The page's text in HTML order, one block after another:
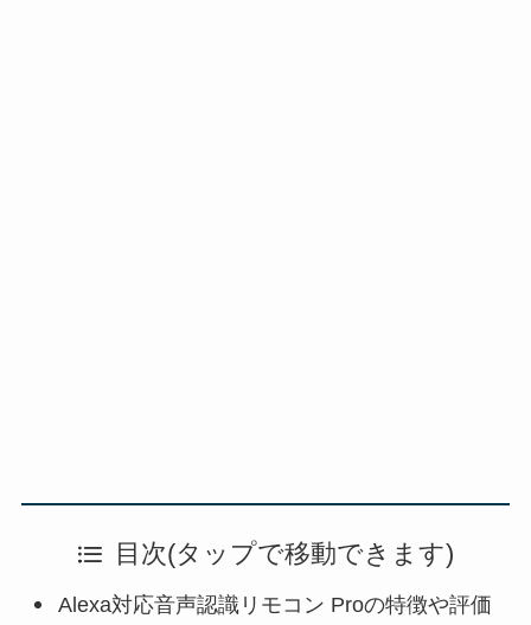
目次(タップで移動できます)
Alexa対応音声認識リモコン Proの特徴や評価